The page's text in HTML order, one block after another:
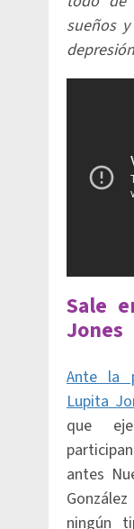
sueños
depresión
Sale
Jones
Ante la
Lupita
que
antes
ningún